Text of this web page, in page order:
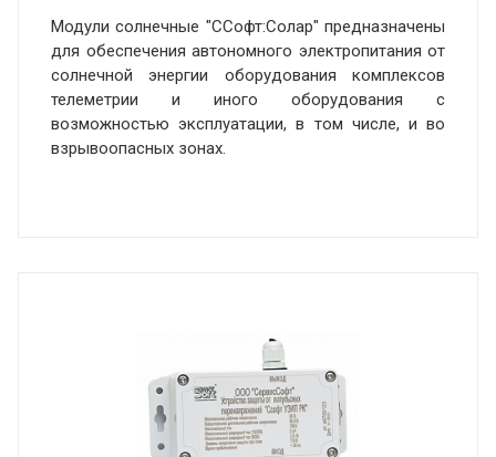
Модули солнечные "ССофт:Солар" предназначены
для обеспечения автономного электропитания от
солнечной энергии оборудования комплексов
телеметрии и иного оборудования с
возможностью эксплуатации, в том числе, и во
взрывоопасных зонах.